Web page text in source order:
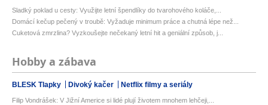
Sladký poklad u cesty: Využijte letní špendlíky do tvarohového koláče,...
Domácí kečup pečený v troubě: Vyžaduje minimum práce a chutná lépe než...
Cuketová zmrzlina? Vyzkoušejte nečekaný letní hit a geniální způsob, j...
Hobby a zábava
BLESK Tlapky Divoký kačer Netflix filmy a seriály
Filip Vondrášek: V Jižní Americe si lidé plují životem mnohem lehčeji,...